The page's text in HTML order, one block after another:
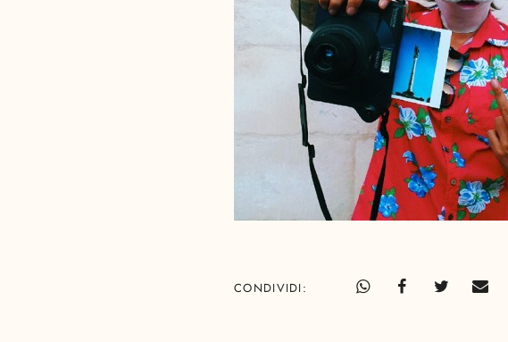
CONDIVIDI